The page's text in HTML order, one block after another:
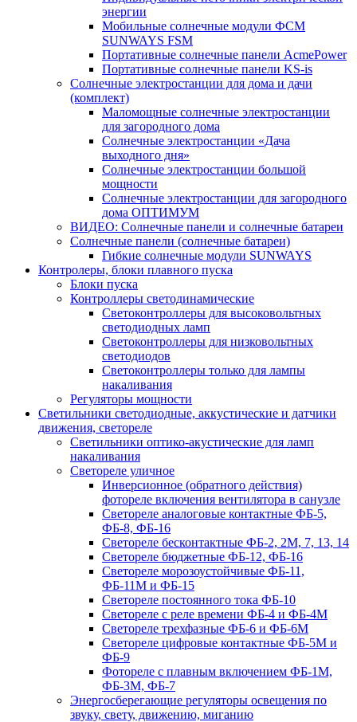
энергии
Мобильные солнечные модули ФСМ
SUNWAYS FSM
Портативные солнечные панели AcmePower
Портативные солнечные панели KS-is
Солнечные электростанции для дома и дачи
(комплект)
Маломощные солнечные электростанции
для загородного дома
Солнечные электростанции «Дача
выходного дня»
Солнечные электростанции большой
мощности
Солнечные электростанции для загородного
дома ОПТИМУМ
ВИДЕО: Солнечные панели и солнечные батареи
Солнечные панели (солнечные батареи)
Гибкие солнечные модули SUNWAYS
Контролеры, блоки плавного пуска
Блоки пуска
Контроллеры светодинамические
Светоконтроллеры для высоковольтных
светодиодных ламп
Светоконтроллеры для низковольтных
светодиодов
Светоконтроллеры только для лампы
накаливания
Регуляторы мощности
Светильники светодиодные, аккустические и датчики
движения, светореле
Светильники оптико-акустические для ламп
накаливания
Светореле уличное
Инверсионное (обратного действия)
фотореле включения вентилятора в санузле
Светореле аналоговые контактные ФБ-5,
ФБ-8, ФБ-16
Светореле бесконтактные ФБ-2, 2М, 7, 13, 14
Светореле бюджетные ФБ-12, ФБ-16
Светореле морозоустойчивые ФБ-11,
ФБ-11М и ФБ-15
Светореле постоянного тока ФБ-10
Светореле с реле времени ФБ-4 и ФБ-4М
Светореле трехфазные ФБ-6 и ФБ-6М
Светореле цифровые контактные ФБ-5М и
ФБ-9
Фотореле с плавным включением ФБ-1М,
ФБ-3М, ФБ-7
Энергосберегающие регуляторы освещения по
звуку, свету, движению, миганию